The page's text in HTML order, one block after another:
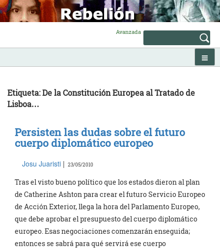
Skip
to
content
Avanzada
Etiqueta: De la Constitución Europea al Tratado de
Lisboa…
Persisten las dudas sobre el futuro
cuerpo diplomático europeo
Josu Juaristi | 23/05/2010
Tras el visto bueno político que los estados dieron al plan
de Catherine Ashton para crear el futuro Servicio Europeo
de Acción Exterior, llega la hora del Parlamento Europeo,
que debe aprobar el presupuesto del cuerpo diplomático
europeo. Esas negociaciones comenzarán enseguida;
entonces se sabrá para qué servirá ese cuerpo